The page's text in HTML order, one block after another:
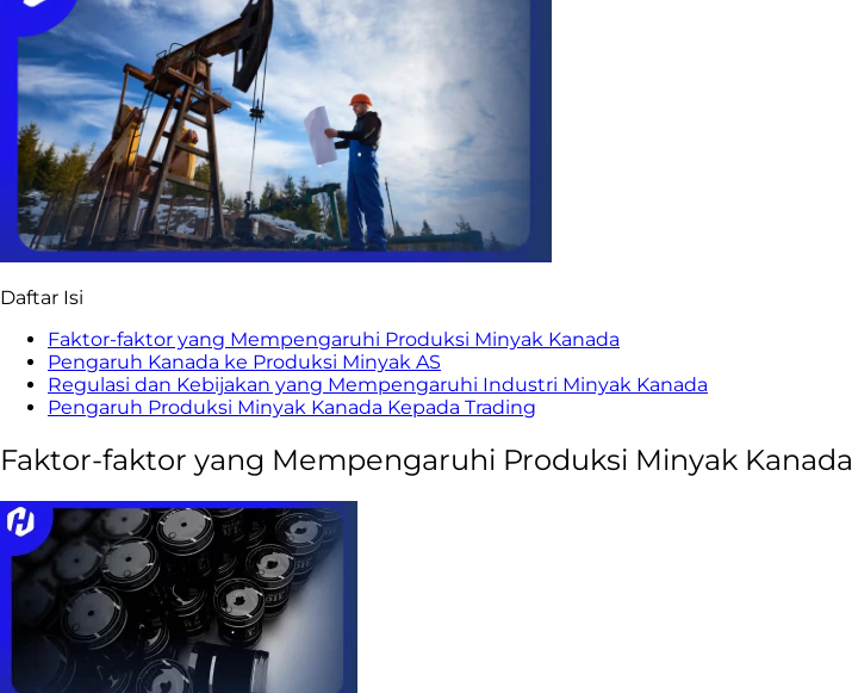
Daftar Isi
Faktor-faktor yang Mempengaruhi Produksi Minyak Kanada
Pengaruh Kanada ke Produksi Minyak AS
Regulasi dan Kebijakan yang Mempengaruhi Industri Minyak Kanada
Pengaruh Produksi Minyak Kanada Kepada Trading
Faktor-faktor yang Mempengaruhi Produksi Minyak Kanada